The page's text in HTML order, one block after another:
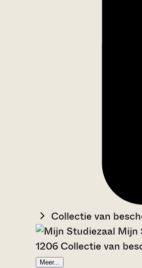
Collectie van
Mijn
1206 Collectie van
Meer...